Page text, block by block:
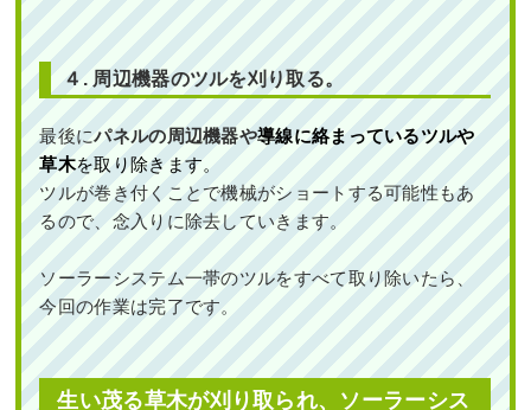
４. 周辺機器のツルを刈り取る。
最後にパネルの周辺機器や導線に絡まっているツルや
草木を取り除きます。
ツルが巻き付くことで機械がショートする可能性もあ
るので、念入りに除去していきます。
ソーラーシステム一帯のツルをすべて取り除いたら、
今回の作業は完了です。
生い茂る草木が刈り取られ、ソーラーシス